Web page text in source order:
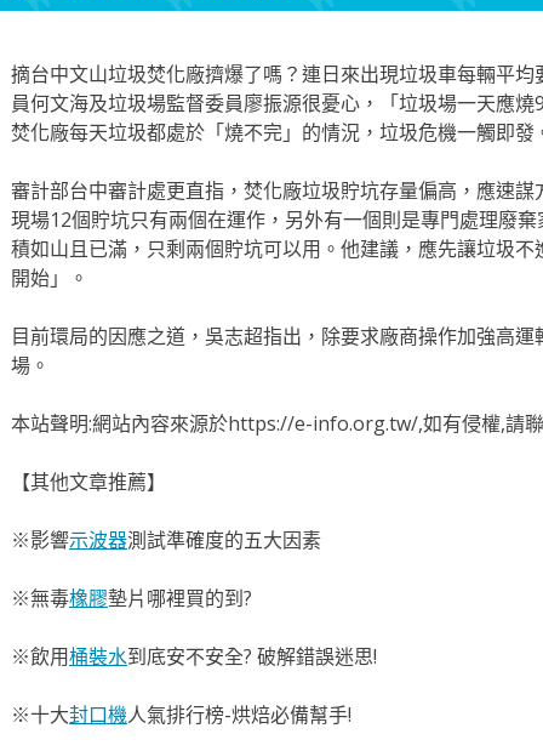
摘台中文山垃圾焚化廠擠爆了嗎？連日來出現垃圾車每輛平
員何文海及垃圾場監督委員廖振源很憂心，「垃圾場一天應
焚化廠每天垃圾都處於「燒不完」的情況，垃圾危機一觸即發
審計部台中審計處更直指，焚化廠垃圾貯坑存量偏高，應速謀
現場12個貯坑只有兩個在運作，另外有一個則是專門處理廢棄
積如山且已滿，只剩兩個貯坑可以用。 他建議，應先讓垃圾
開始」。
目前環局的因應之道，吳志超指出，除要求廠商操作加強高
場。
本站聲明:網站內容來源於https://e-info.org.tw/,如有侵權,請
【其他文章推薦】
※影響示波器測試準確度的五大因素
※無毒橡膠墊片哪裡買的到?
※飲用桶裝水到底安不安全? 破解錯誤迷思!
※十大封口機人氣排行榜-烘焙必備幫手!